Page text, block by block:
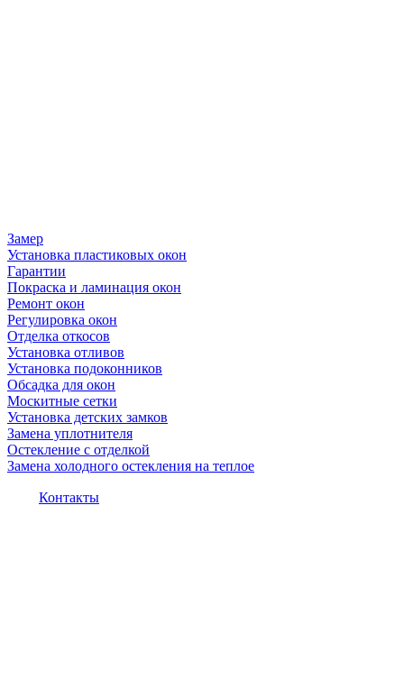
Замер
Установка пластиковых окон
Гарантии
Покраска и ламинация окон
Ремонт окон
Регулировка окон
Отделка откосов
Установка отливов
Установка подоконников
Обсадка для окон
Москитные сетки
Установка детских замков
Замена уплотнителя
Остекление с отделкой
Замена холодного остекления на теплое
Контакты